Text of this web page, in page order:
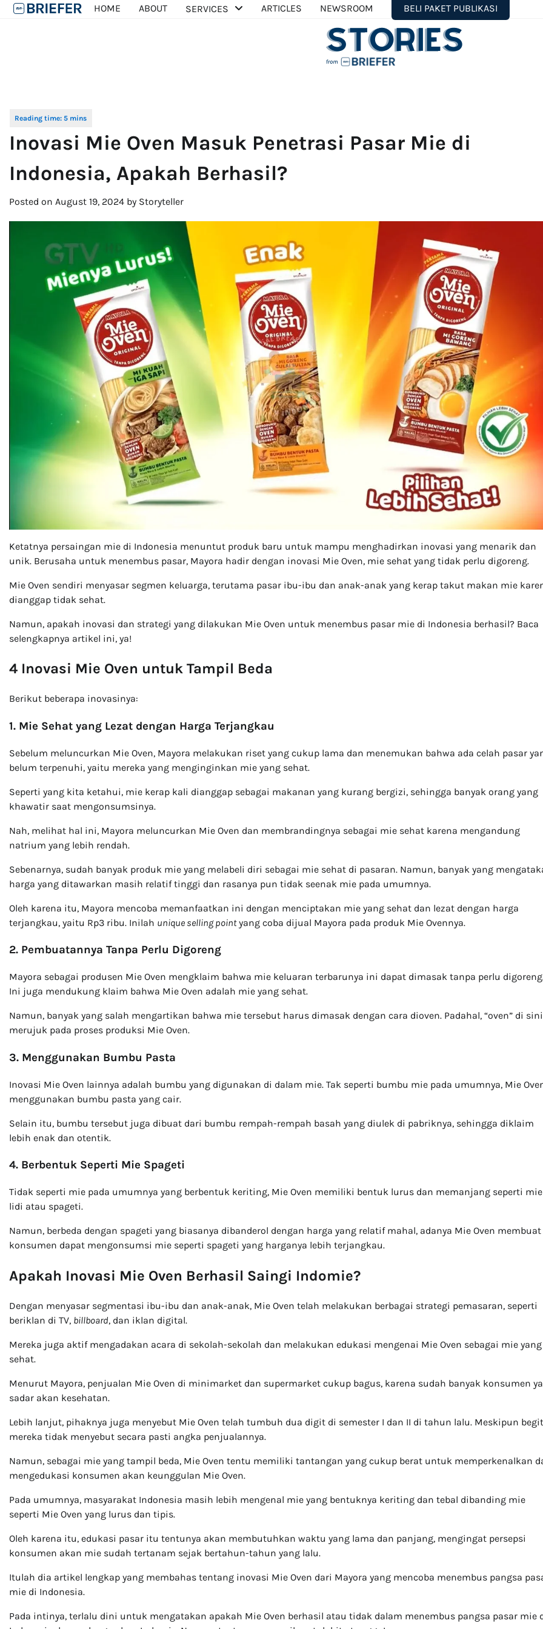
Skip
HOME ABOUT SERVICES ARTICLES NEWSROOM BELI PAKET PUBLIKASI
Inovasi Mie Oven Masuk Penetrasi Pasar Mie di
Indonesia, Apakah Berhasil?
Posted on August 19, 2024 by Storyteller
Ketatnya persaingan mie di Indonesia menuntut produk baru untuk mampu menghadirkan inovasi yang menarik dan
unik. Berusaha untuk menembus pasar, Mayora hadir dengan inovasi Mie Oven, mie sehat yang tidak perlu digoreng.
Mie Oven sendiri menyasar segmen keluarga, terutama pasar ibu-ibu dan anak-anak yang kerap takut makan mie
dianggap tidak sehat.
Namun, apakah inovasi dan strategi yang dilakukan Mie Oven untuk menembus pasar mie di Indonesia berhasil? Baca
selengkapnya artikel ini, ya!
4 Inovasi Mie Oven untuk Tampil Beda
Berikut beberapa inovasinya:
1. Mie Sehat yang Lezat dengan Harga Terjangkau
Sebelum meluncurkan Mie Oven, Mayora melakukan riset yang cukup lama dan menemukan bahwa ada celah pasar
belum terpenuhi, yaitu mereka yang menginginkan mie yang sehat.
Seperti yang kita ketahui, mie kerap kali dianggap sebagai makanan yang kurang bergizi, sehingga banyak orang yang
khawatir saat mengonsumsinya.
Nah, melihat hal ini, Mayora meluncurkan Mie Oven dan membrandingnya sebagai mie sehat karena mengandung
natrium yang lebih rendah.
Sebenarnya, sudah banyak produk mie yang melabeli diri sebagai mie sehat di pasaran. Namun, banyak yang
harga yang ditawarkan masih relatif tinggi dan rasanya pun tidak seenak mie pada umumnya.
Oleh karena itu, Mayora mencoba memanfaatkan ini dengan menciptakan mie yang sehat dan lezat dengan harga
terjangkau, yaitu Rp3 ribu. Inilah unique selling pointyang coba dijual Mayora pada produk Mie Ovennya.
2. Pembuatannya Tanpa Perlu Digoreng
Mayora sebagai produsen Mie Oven mengklaim bahwa mie keluaran terbarunya ini dapat dimasak tanpa perlu
Ini juga mendukung klaim bahwa Mie Oven adalah mie yang sehat.
Namun, banyak yang salah mengartikan bahwa mie tersebut harus dimasak dengan cara dioven. Padahal, “oven” di sini
merujuk pada proses produksi Mie Oven.
3. Menggunakan Bumbu Pasta
Inovasi Mie Oven lainnya adalah bumbu yang digunakan di dalam mie. Tak seperti bumbu mie pada umumnya, Mie
menggunakan bumbu pasta yang cair.
Selain itu, bumbu tersebut juga dibuat dari bumbu rempah-rempah basah yang diulek di pabriknya, sehingga diklaim
lebih enak dan otentik.
4. Berbentuk Seperti Mie Spageti
Tidak seperti mie pada umumnya yang berbentuk keriting, Mie Oven memiliki bentuk lurus dan memanjang seperti mie
lidi atau spageti.
Namun, berbeda dengan spageti yang biasanya dibanderol dengan harga yang relatif mahal, adanya Mie Oven membuat
konsumen dapat mengonsumsi mie seperti spageti yang harganya lebih terjangkau.
Apakah Inovasi Mie Oven Berhasil Saingi Indomie?
Dengan menyasar segmentasi ibu-ibu dan anak-anak, Mie Oven telah melakukan berbagai strategi pemasaran, seperti
beriklan di TV, billboard, dan iklan digital.
Mereka juga aktif mengadakan acara di sekolah-sekolah dan melakukan edukasi mengenai Mie Oven sebagai mie yang
sehat.
Menurut Mayora, penjualan Mie Oven di minimarket dan supermarket cukup bagus, karena sudah banyak konsumen
sadar akan kesehatan.
Lebih lanjut, pihaknya juga menyebut Mie Oven telah tumbuh dua digit di semester I dan II di tahun lalu. Meskipun
mereka tidak menyebut secara pasti angka penjualannya.
Namun, sebagai mie yang tampil beda, Mie Oven tentu memiliki tantangan yang cukup berat untuk memperkenalkan
mengedukasi konsumen akan keunggulan Mie Oven.
Pada umumnya, masyarakat Indonesia masih lebih mengenal mie yang bentuknya keriting dan tebal dibanding mie
seperti Mie Oven yang lurus dan tipis.
Oleh karena itu, edukasi pasar itu tentunya akan membutuhkan waktu yang lama dan panjang, mengingat persepsi
konsumen akan mie sudah tertanam sejak bertahun-tahun yang lalu.
Itulah dia artikel lengkap yang membahas tentang inovasi Mie Oven dari Mayora yang mencoba menembus pangsa
mie di Indonesia.
Pada intinya, terlalu dini untuk mengatakan apakah Mie Oven berhasil atau tidak dalam menembus pangsa pasar mie